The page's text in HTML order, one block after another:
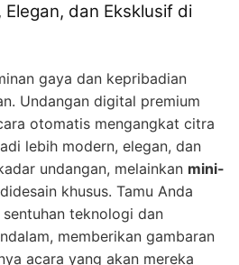
dan Eksklusif di
gaya dan kepribadian
Undangan digital premium
otomatis mengangkat citra
lebih modern, elegan, dan
undangan, melainkan mini-
khusus. Tamu Anda
teknologi dan
memberikan gambaran
acara yang akan mereka